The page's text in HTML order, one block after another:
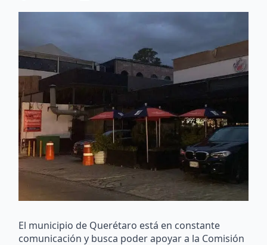
El municipio de Querétaro está en constante
comunicación y busca poder apoyar a la Comisión